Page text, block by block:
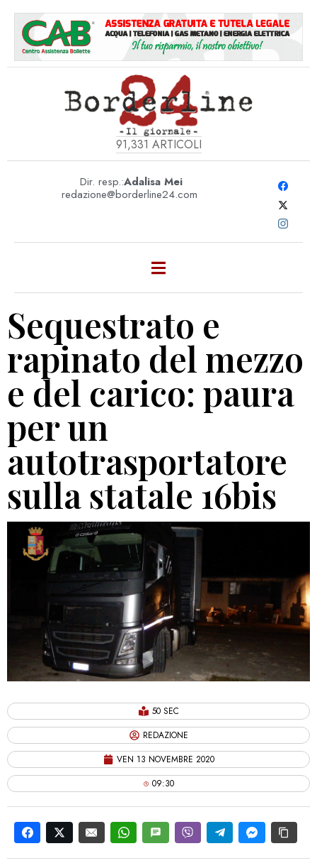
91,331 ARTICOLI
Dir. resp.:Adalisa Mei
redazione@borderline24.com
Sequestrato e
rapinato del mezzo
e del carico: paura
per un
autotrasportatore
sulla statale 16bis
50 SEC
REDAZIONE
VEN 13 NOVEMBRE 2020
09:30